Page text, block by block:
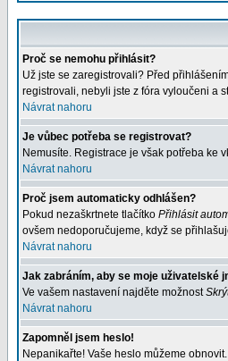
Proč se nemohu přihlásit?
Už jste se zaregistrovali? Před
registrovali, nebyli jste z fóra vyloučeni a
Návrat nahoru
Je vůbec potřeba se registrovat?
Nemusíte. Registrace je však potřeba ke
Návrat nahoru
Proč jsem automaticky odhlášen?
Pokud nezaškrtnete tlačítko Přihlásit
ovšem nedoporučujeme, když se
Návrat nahoru
Jak zabráním, aby se moje uživatelské
Ve vašem nastavení najděte možnost
Návrat nahoru
Zapomněl jsem heslo!
Nepanikařte! Vaše heslo můžeme